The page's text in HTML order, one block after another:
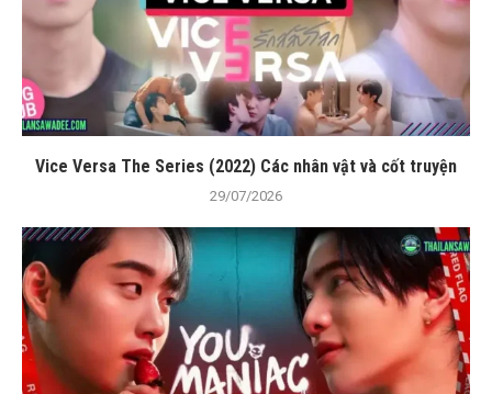
Vice Versa The Series (2022) Các nhân vật và cốt truyện
29/07/2026